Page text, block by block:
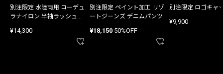
別注限定 水陸両用 コーデュ
ラナイロン 半袖ラッシュガ
¥14,300
別注限定 ペイント加工 リゾ
ートジーンズ デニムパンツ
¥18,150 50%OFF
別注限定 ロゴキャ
¥9,900